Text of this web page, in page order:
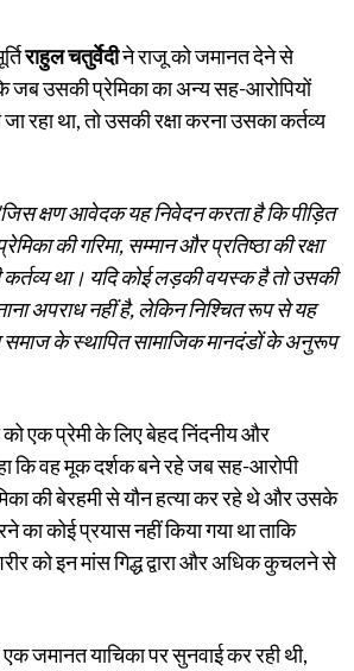
राहुल चतुर्वेदीने राजू को जमानत देने से
जब उसकी प्रेमिका का अन्य सह-आरोपियों
जा रहा था, तो उसकी रक्षा करना उसका कर्तव्य
क्षण आवेदक यह निवेदन करता है कि पीड़ित
की गरिमा, सम्मान और प्रतिष्ठा की रक्षा
कर्तव्य था। यदि कोई लड़की वयस्क है तो उसकी
अपराध नहीं है, लेकिन निश्चित रूप से यह
के स्थापित सामाजिक मानदंडों के अनुरूप
एक प्रेमी के लिए बेहद निंदनीय और
कि वह मूक दर्शक बने रहे जब सह-आरोपी
की बेरहमी से यौन हत्या कर रहे थे और उसके
का कोई प्रयास नहीं किया गया था ताकि
को इन मांस गिद्ध द्वारा और अधिक कुचलने से
एक जमानत याचिका पर सुनवाई कर रही थी,